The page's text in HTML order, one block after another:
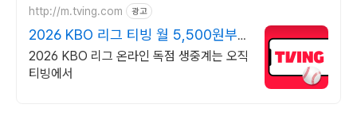
http://m.tving.com 광고
2026 KBO 리그 티빙 월 5,500원부
터
2026 KBO 리그 온라인 독점 생중계는 오직
티빙에서